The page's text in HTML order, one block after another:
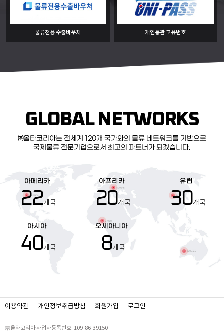
물류전용 수출바우처 개인통관 고유번호
GLOBAL NETWORKS
㈜올타코리아는 전세계 120개 국가와의 물류 네트워크를 기반으로
국제물류 전문기업으로서 최고의 파트너가 되겠습니다.
아메리카
22개국
아프리카
20개국
유럽
30개국
아시아
40개국
오세아니아
8개국
이용약관 개인정보취급방침 회원가입 로그인
㈜올타코리아 사업자등록번호: 109-86-39150